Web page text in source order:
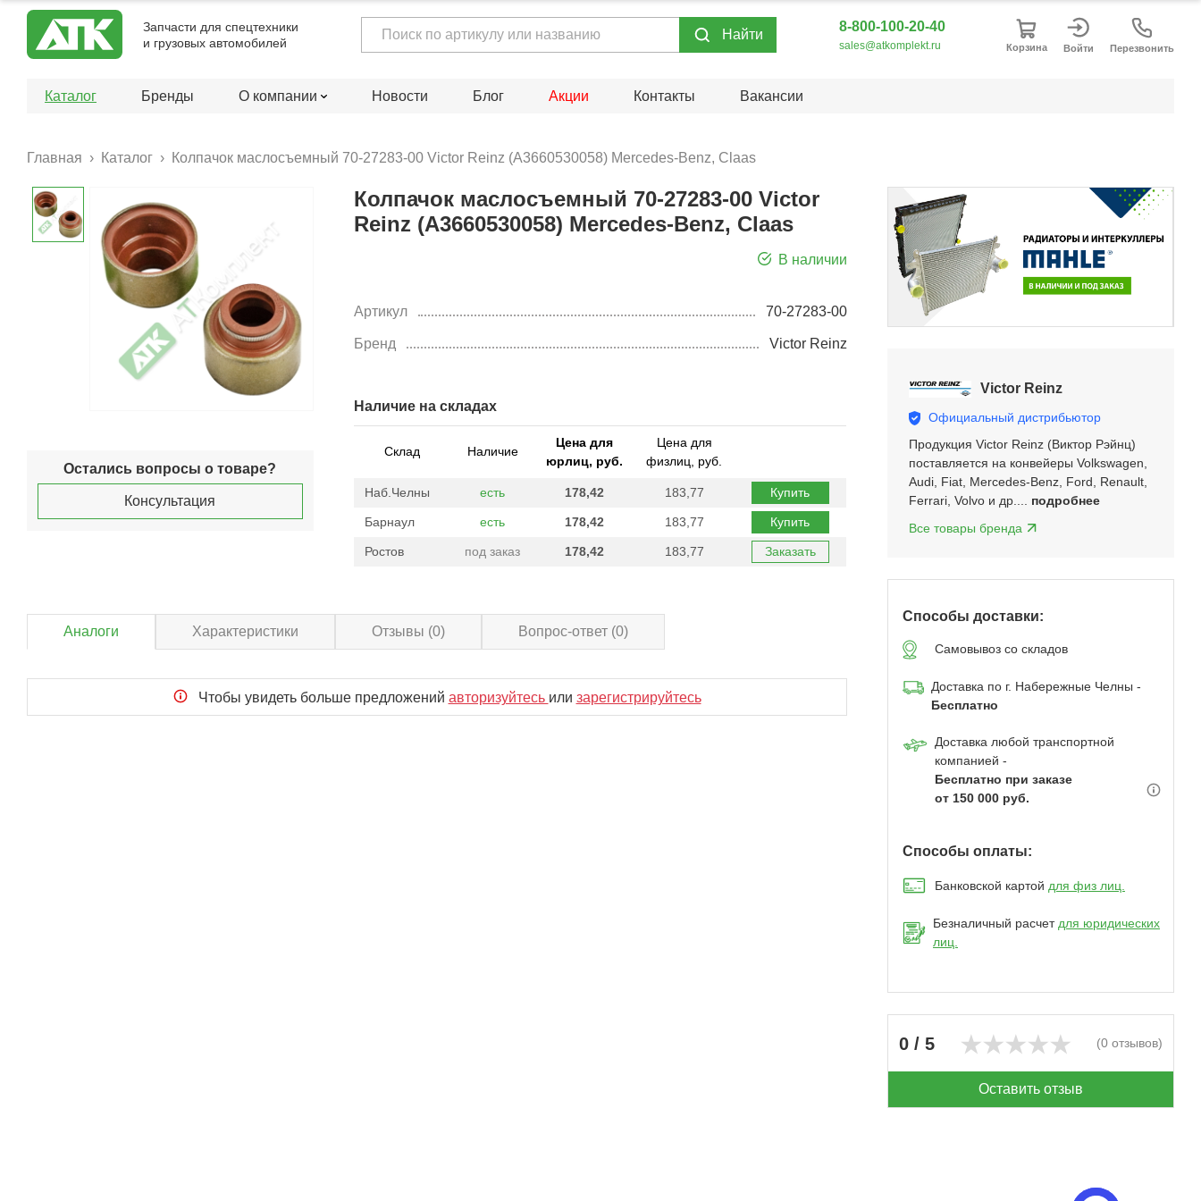
Запчасти для спецтехники
и грузовых автомобилей
Hайти
8-800-100-20-40
sales@atkomplekt.ru Корзина Войти Перезвонить
Каталог Бренды О компании Новости Блог Акции Контакты Вакансии
Главная Каталог Колпачок маслосъемный 70-27283-00 Victor Reinz (A3660530058) Mercedes-Benz, Claas
Остались вопросы о товаре?
Консультация
Колпачок маслосъемный 70-27283-00 Victor
Reinz (A3660530058) Mercedes-Benz, Claas
В наличии
Артикул 70-27283-00
Бренд Victor Reinz
Наличие на складах
Склад Наличие
Цена для
юрлиц, руб.
Цена для
физлиц, руб.
Наб.Челны есть 178,42 183,77 Купить
Барнаул есть 178,42 183,77 Купить
Ростов под заказ 178,42 183,77 Заказать
Аналоги Характеристики Отзывы (0) Вопрос-ответ (0)
Чтобы увидеть больше предложений авторизуйтесь или зарегистрируйтесь
Victor Reinz
Официальный дистрибьютор
Продукция Victor Reinz (Виктор Рэйнц)
поставляется на конвейеры Volkswagen,
Audi, Fiat, Mercedes-Benz, Ford, Renault,
Ferrari, Volvo и др.... подробнее
Все товары бренда
Способы доставки:
Самовывоз со складов
Доставка по г. Набережные Челны -
Бесплатно
Доставка любой транспортной
компанией -
Бесплатно при заказе
от 150 000 руб.
Способы оплаты:
Банковской картой для физ лиц.
Безналичный расчетдля юридических
лиц.
0 / 5 (0 отзывов)
Оставить отзыв